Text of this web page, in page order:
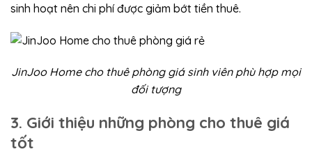
sinh hoạt nên chi phí được giảm bớt tiền thuê.
JinJoo Home cho thuê phòng giá sinh viên phù hợp mọi
đối tượng
3. Giới thiệu những phòng cho thuê giá
tốt